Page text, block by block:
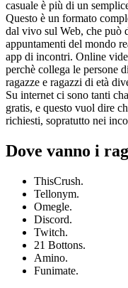
casuale è più di un
Questo è un formato
dal vivo sul Web, che può
appuntamenti del mondo
app di incontri. Online
perchè collega le persone
ragazze e ragazzi di età
Su internet ci sono tanti
gratis, e questo vuol dire
richiesti, sopratutto nei
Dove vanno i
ThisCrush.
Tellonym.
Omegle.
Discord.
Twitch.
21 Bottons.
Amino.
Funimate.